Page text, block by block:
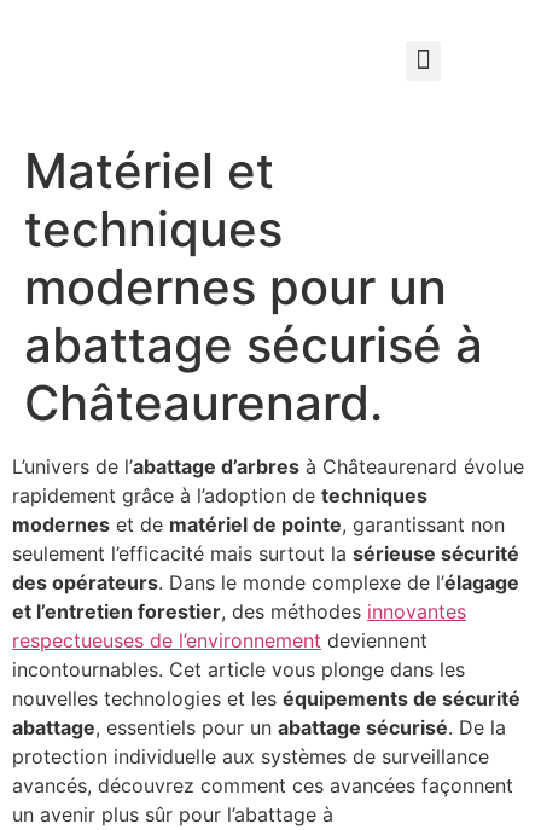
Matériel et
techniques
modernes pour un
abattage sécurisé à
Châteaurenard.
L’univers de l’abattage d’arbres à Châteaurenard évolue
rapidement grâce à l’adoption de techniques
modernes et de matériel de pointe, garantissant non
seulement l’efficacité mais surtout la sérieuse sécurité
des opérateurs. Dans le monde complexe de l’élagage
et l’entretien forestier, des méthodes innovantes
respectueuses de l’environnement deviennent
incontournables. Cet article vous plonge dans les
nouvelles technologies et les équipements de sécurité
abattage, essentiels pour un abattage sécurisé. De la
protection individuelle aux systèmes de surveillance
avancés, découvrez comment ces avancées façonnent
un avenir plus sûr pour l’abattage à